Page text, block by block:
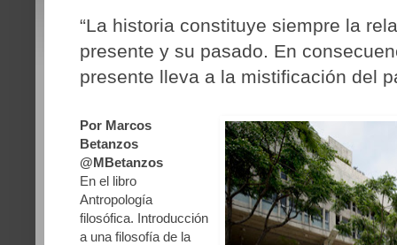
“La historia constituye siempre la
presente y su pasado. En
presente lleva a la mistificación del
Por Marcos
Betanzos
@MBetanzos
En el libro
Antropología
filosófica. Introducción
a una filosofía de la